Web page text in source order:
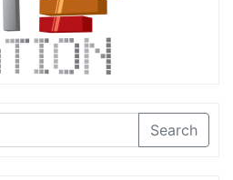
Search